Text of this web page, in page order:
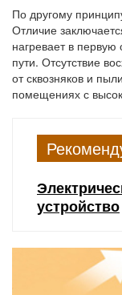
По другому
Отличие
нагревает в
пути. Отсутствие
от сквозняков и
помещениях с
устройство